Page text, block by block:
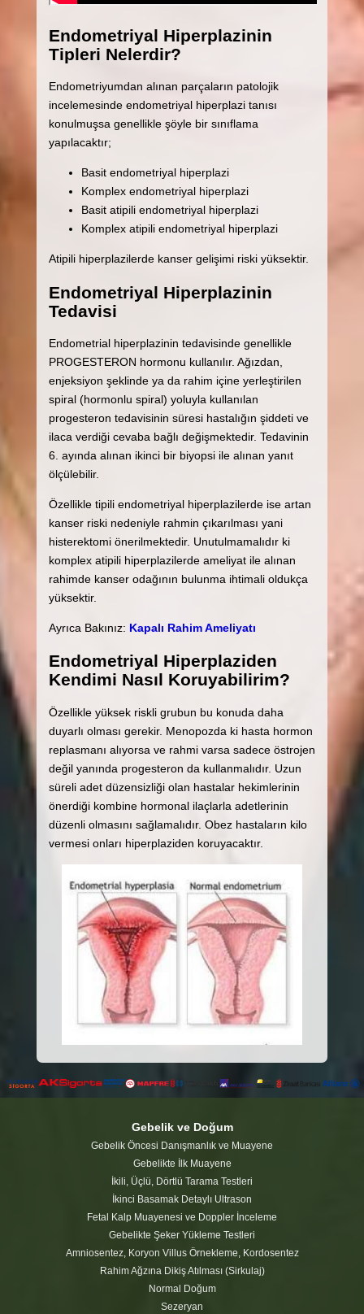
Endometriyal Hiperplazinin
Tipleri Nelerdir?
Endometriyumdan alınan parçaların patolojik
incelemesinde endometriyal hiperplazi tanısı
konulmuşsa genellikle şöyle bir sınıflama
yapılacaktır;
Basit endometriyal hiperplazi
Komplex endometriyal hiperplazi
Basit atipili endometriyal hiperplazi
Komplex atipili endometriyal hiperplazi
Atipili hiperplazilerde kanser gelişimi riski yüksektir.
Endometriyal Hiperplazinin
Tedavisi
Endometrial hiperplazinin tedavisinde genellikle
PROGESTERON hormonu kullanılır. Ağızdan,
enjeksiyon şeklinde ya da rahim içine yerleştirilen
spiral (hormonlu spiral) yoluyla kullanılan
progesteron tedavisinin süresi hastalığın şiddeti ve
ilaca verdiği cevaba bağlı değişmektedir. Tedavinin
6. ayında alınan ikinci bir biyopsi ile alınan yanıt
ölçülebilir.
Özellikle tipili endometriyal hiperplazilerde ise artan
kanser riski nedeniyle rahmin çıkarılması yani
histerektomi önerilmektedir. Unutulmamalıdır ki
komplex atipili hiperplazilerde ameliyat ile alınan
rahimde kanser odağının bulunma ihtimali oldukça
yüksektir.
Ayrıca Bakınız: Kapalı Rahim Ameliyatı
Endometriyal Hiperplaziden
Kendimi Nasıl Koruyabilirim?
Özellikle yüksek riskli grubun bu konuda daha
duyarlı olması gerekir. Menopozda ki hasta hormon
replasmanı alıyorsa ve rahmi varsa sadece östrojen
değil yanında progesteron da kullanmalıdır. Uzun
süreli adet düzensizliği olan hastalar hekimlerinin
önerdiği kombine hormonal ilaçlarla adetlerinin
düzenli olmasını sağlamalıdır. Obez hastaların kilo
vermesi onları hiperplaziden koruyacaktır.
Gebelik ve Doğum
Gebelik Öncesi Danışmanlık ve Muayene
Gebelikte İlk Muayene
İkili, Üçlü, Dörtlü Tarama Testleri
İkinci Basamak Detaylı Ultrason
Fetal Kalp Muayenesi ve Doppler İnceleme
Gebelikte Şeker Yükleme Testleri
Amniosentez, Koryon Villus Örnekleme, Kordosentez
Rahim Ağzına Dikiş Atılması (Sirkulaj)
Normal Doğum
Sezeryan